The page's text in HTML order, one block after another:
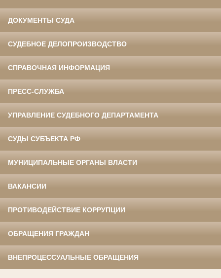
ДОКУМЕНТЫ СУДА
СУДЕБНОЕ ДЕЛОПРОИЗВОДСТВО
СПРАВОЧНАЯ ИНФОРМАЦИЯ
ПРЕСС-СЛУЖБА
УПРАВЛЕНИЕ СУДЕБНОГО ДЕПАРТАМЕНТА
СУДЫ СУБЪЕКТА РФ
МУНИЦИПАЛЬНЫЕ ОРГАНЫ ВЛАСТИ
ВАКАНСИИ
ПРОТИВОДЕЙСТВИЕ КОРРУПЦИИ
ОБРАЩЕНИЯ ГРАЖДАН
ВНЕПРОЦЕССУАЛЬНЫЕ ОБРАЩЕНИЯ